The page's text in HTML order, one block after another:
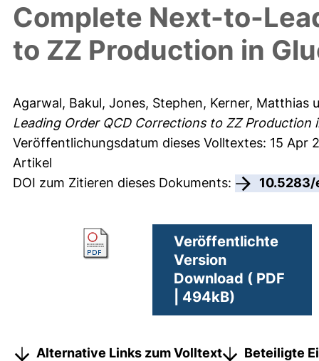
Complete Next-to-
to ZZ Production in
Agarwal, Bakul, Jones, Stephen, Kerner, Matthias
Leading Order QCD Corrections to ZZ Production
Veröffentlichungsdatum dieses Volltextes: 15 Apr
Artikel
DOI zum Zitieren dieses Dokuments:
Veröffentlichte
Version
Download ( PDF
| 494kB)
Alternative Links zum Volltext
Beteiligte